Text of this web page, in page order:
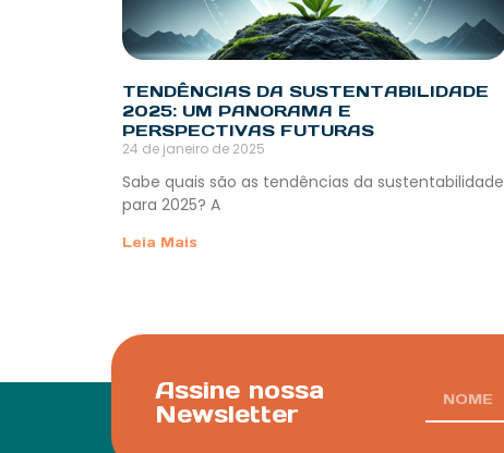
TENDÊNCIAS DA SUSTENTABILIDADE
2025: UM PANORAMA E
PERSPECTIVAS FUTURAS
24 de janeiro de 2025
Sabe quais são as tendências da sustentabilidade
para 2025? A
Leia Mais
Assine nossa
Newsletter